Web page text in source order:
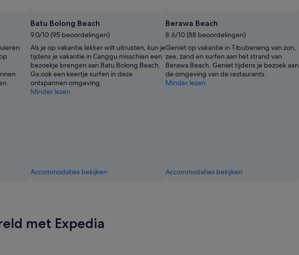
foto
van
Aditi
Roy
Batu Bolong Beach
9.0/10 (95 beoordelingen)
Als je op vakantie lekker wilt uitrusten, kun je
tijdens je vakantie in Canggu misschien een
bezoekje brengen aan Batu Bolong Beach.
Ga ook een keertje surfen in deze
ontspannen omgeving.
Minder lezen
Accommodaties bekijken
Berawa Beach
8.6/10 (88 beoordelingen)
Geniet op vakantie in Tibubeneng van zon,
zee, zand en surfen aan het strand van
Berawa Beach. Geniet tijdens je bezoek aan
de omgeving van de restaurants.
Minder lezen
Accommodaties bekijken
met Expedia